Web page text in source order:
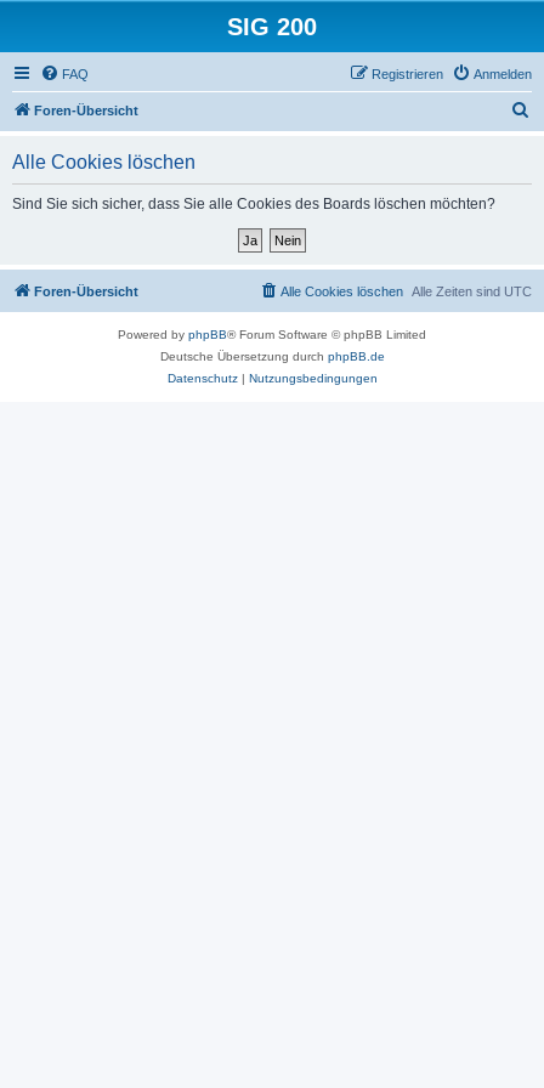
SIG 200
FAQ Anmelden
Registrieren
Foren-Übersicht
Alle Cookies löschen
Sind Sie sich sicher, dass Sie alle Cookies des Boards löschen möchten?
Foren-Übersicht Alle Zeiten sind UTC
Alle Cookies löschen
Powered by phpBB® Forum Software © phpBB Limited
Deutsche Übersetzung durch phpBB.de
Datenschutz| Nutzungsbedingungen